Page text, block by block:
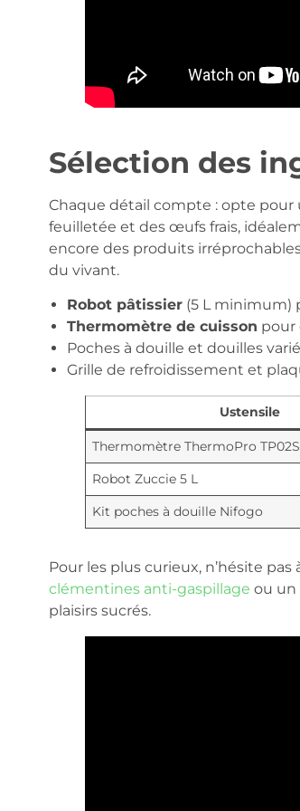
Sélection des
Chaque détail compte : opte pour
feuilletée et des œufs frais,
encore des produits
du vivant.
Robot pâtissier(5 L minimum)
Thermomètre de cuisson pour
Poches à douille et douilles
Grille de refroidissement et
Ustensile
Thermomètre ThermoPro TP02S
Robot Zuccie 5 L
Kit poches à douille Nifogo
Pour les plus curieux, n’hésite
clémentines anti-gaspillage ou un
plaisirs sucrés.